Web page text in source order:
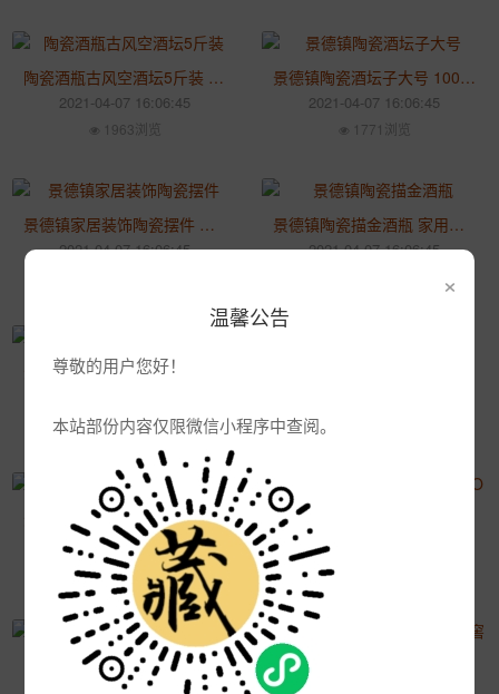
×
温馨公告
尊敬的用户您好！
本站部份内容仅限微信小程序中查阅。
陶瓷酒瓶古风空酒坛5斤装 家用白酒罐子密封存酒坛大小可定制
2021-04-07 16:06:45
1963浏览
景德镇陶瓷酒坛子大号 100斤200斤商用密封窑藏加厚药酒缸
2021-04-07 16:06:45
1771浏览
景德镇家居装饰陶瓷摆件 客厅插花花瓶 现代创意陶瓷小花瓶
2021-04-07 16:06:45
景德镇陶瓷描金酒瓶 家用仿古白酒酒壶摆件 陶瓷小酒瓶
2021-04-07 16:06:45
2135浏览
景德镇陶瓷酒瓶 家用散装白酒酒壶 密封古典婚庆1斤装白酒瓶
2021-04-07 16:06:45
1861浏览
2021-04-07 16:06:45
陶瓷酒坛子酒缸10斤50斤装 商用家用陶瓷酒壶密封酒瓶泡酒罐